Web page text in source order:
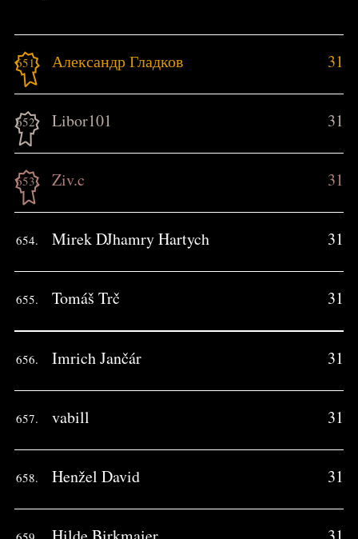
651. Александр Гладков 31
652. Libor101 31
653. Ziv.c 31
654. Mirek DJhamry Hartych 31
655. Tomáš Trč 31
656. Imrich Jančár 31
657. vabill 31
658. Henžel David 31